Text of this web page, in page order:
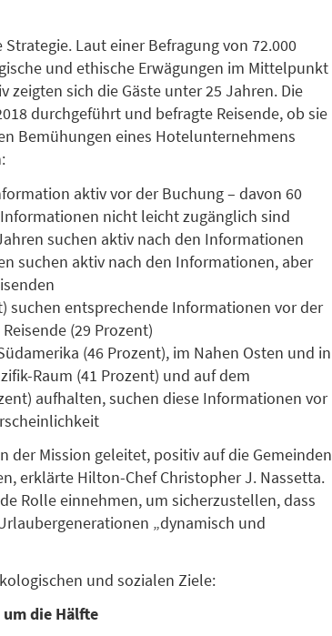
Laut einer Befragung von 72.000
und ethische Erwägungen im Mittelpunkt
zeigten sich die Gäste unter 25 Jahren. Die
durchgeführt und befragte Reisende, ob sie
Bemühungen eines Hotelunternehmens
aktiv vor der Buchung – davon 60
nicht leicht zugänglich sind
suchen aktiv nach den Informationen
suchen aktiv nach den Informationen, aber
suchen entsprechende Informationen vor der
(29 Prozent)
(46 Prozent), im Nahen Osten und in
Raum (41 Prozent) und auf dem
aufhalten, suchen diese Informationen vor
der Mission geleitet, positiv auf die Gemeinden
erklärte Hilton-Chef Christopher J. Nassetta.
Rolle einnehmen, um sicherzustellen, dass
„dynamisch und
und sozialen Ziele:
die Hälfte